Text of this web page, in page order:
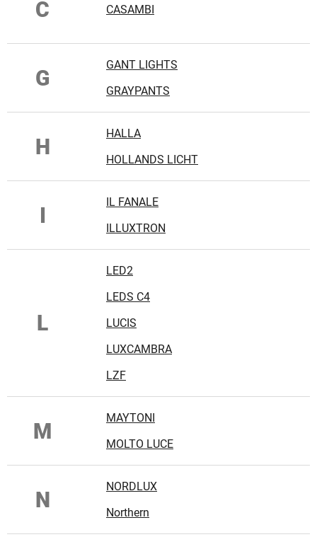
C CASAMBI
G
GANT LIGHTS
GRAYPANTS
H
HALLA
HOLLANDS LICHT
I
IL FANALE
ILLUXTRON
L
LED2
LEDS C4
LUCIS
LUXCAMBRA
LZF
M
MAYTONI
MOLTO LUCE
N
NORDLUX
Northern